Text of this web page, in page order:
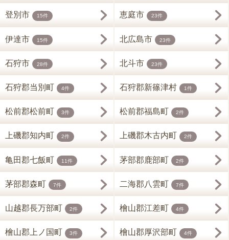
登別市 15件 恵庭市 23件
伊達市 15件 北広島市 23件
石狩市 28件 北斗市 23件
石狩郡当別町 4件 石狩郡新篠津村 1件
松前郡松前町 3件 松前郡福島町 2件
上磯郡知内町 2件 上磯郡木古内町 2件
亀田郡七飯町 11件 茅部郡鹿部町 2件
茅部郡森町 7件 二海郡八雲町 7件
山越郡長万部町 2件 檜山郡江差町 4件
檜山郡上ノ国町 3件 檜山郡厚沢部町 4件